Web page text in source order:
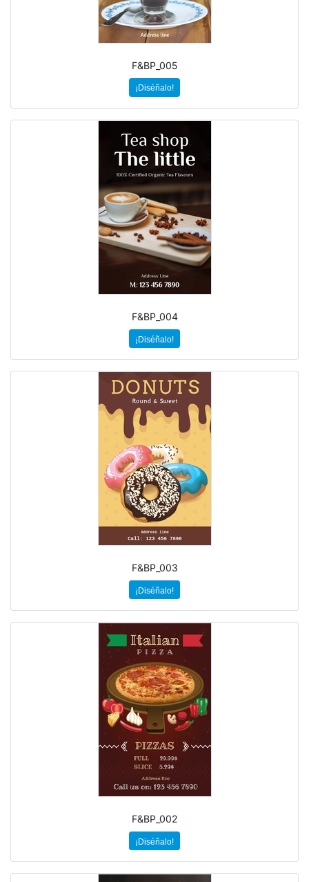
F&BP_005
¡Diséñalo!
F&BP_004
¡Diséñalo!
F&BP_003
¡Diséñalo!
F&BP_002
¡Diséñalo!